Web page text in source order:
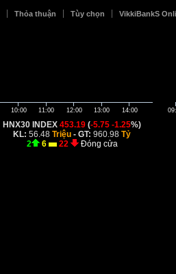
Thỏa thuận Tùy chọn VikkiBankS
10:00 11:00 12:00 13:00 14:00
HNX30 INDEX453.19 (-5.75 -1.25%)
KL:56.48 Triệu - GT:960.98 Tỷ
2
6 22 Đóng cửa